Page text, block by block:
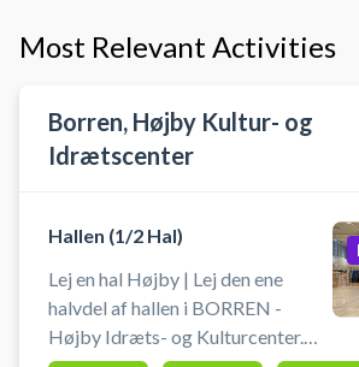
Most Relevant Activities
Borren, Højby Kultur- og
Idrætscenter
Hallen (1/2 Hal)
Lej en hal Højby | Lej den ene
halvdel af hallen i BORREN -
Højby Idræts- og Kulturcenter.